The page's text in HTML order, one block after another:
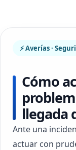
⚡ Averías ·
Cómo
llegada
Ante una
actuar con